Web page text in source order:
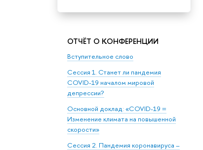
ОТЧЁТ О КОНФЕРЕНЦИИ
Вступительное слово
Сессия 1. Станет ли пандемия
COVID-19 началом мировой
депрессии?
Основной доклад: «COVID-19 =
Изменение климата на повышенной
скорости»
Сессия 2. Пандемия коронавируса –